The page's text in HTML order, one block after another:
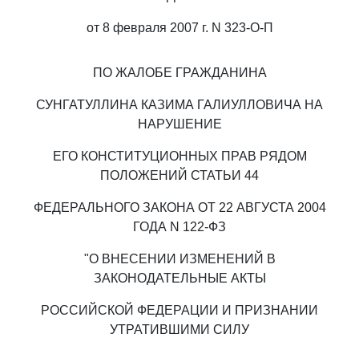
от 8 февраля 2007 г. N 323-О-П
ПО ЖАЛОБЕ ГРАЖДАНИНА
СУНГАТУЛЛИНА КАЗИМА ГАЛИУЛЛОВИЧА НА
НАРУШЕНИЕ
ЕГО КОНСТИТУЦИОННЫХ ПРАВ РЯДОМ
ПОЛОЖЕНИЙ СТАТЬИ 44
ФЕДЕРАЛЬНОГО ЗАКОНА ОТ 22 АВГУСТА 2004
ГОДА N 122-ФЗ
"О ВНЕСЕНИИ ИЗМЕНЕНИЙ В
ЗАКОНОДАТЕЛЬНЫЕ АКТЫ
РОССИЙСКОЙ ФЕДЕРАЦИИ И ПРИЗНАНИИ
УТРАТИВШИМИ СИЛУ